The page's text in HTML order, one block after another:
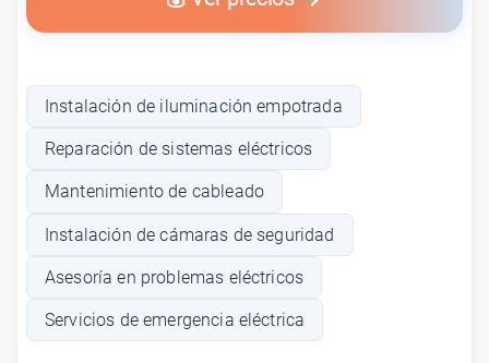
Instalación de iluminación empotrada
Reparación de sistemas eléctricos
Mantenimiento de cableado
Instalación de cámaras de seguridad
Asesoría en problemas eléctricos
Servicios de emergencia eléctrica